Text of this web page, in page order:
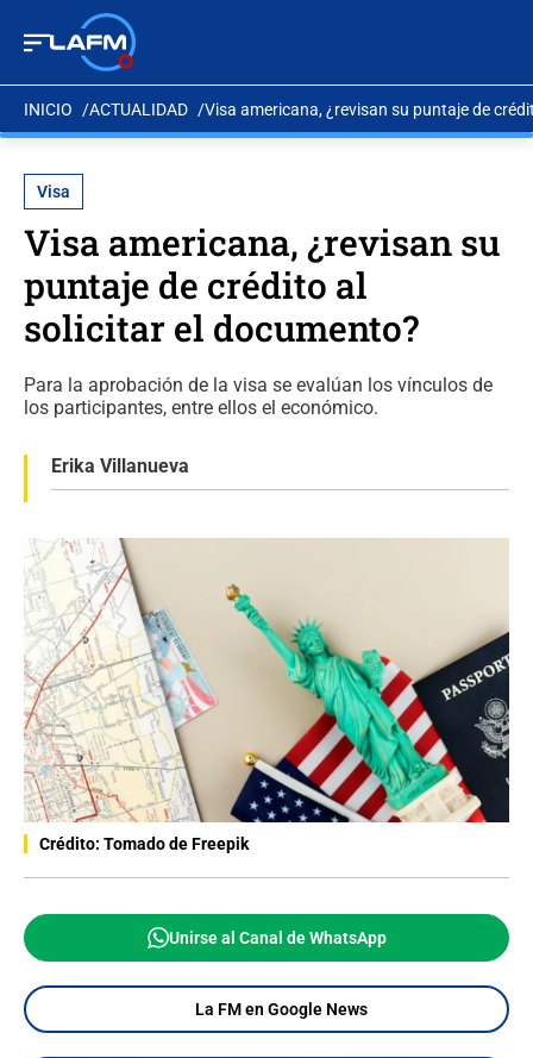
INICIO ACTUALIDAD Visa americana, ¿revisan su puntaje de
Visa
Visa americana, ¿revisan su
puntaje de crédito al
solicitar el documento?
Para la aprobación de la visa se evalúan los vínculos de
los participantes, entre ellos el económico.
Erika Villanueva
Crédito: Tomado de Freepik
Unirse al Canal de WhatsApp
La FM en Google News